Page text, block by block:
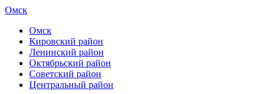
Омск
Омск
Кировский район
Ленинский район
Октябрьский район
Советский район
Центральный район